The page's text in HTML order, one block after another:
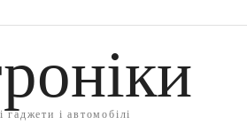
і автомобілі